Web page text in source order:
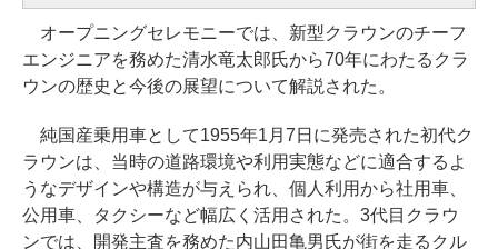
オープニングセレモニーでは、新型クラウンのチーフ
エンジニアを務めた清水竜太郎氏から70年にわたるクラ
ウンの歴史と今後の展望について解説された。
純国産乗用車として1955年1月7日に発売された初代ク
ラウンは、当時の道路環境や利用実態などに適合するよ
うなデザインや構造が与えられ、個人利用から社用車、
公用車、タクシーなど幅広く活用された。3代目クラウ
ンでは、開発主査を務めた内山田亀男氏が街を走るクル